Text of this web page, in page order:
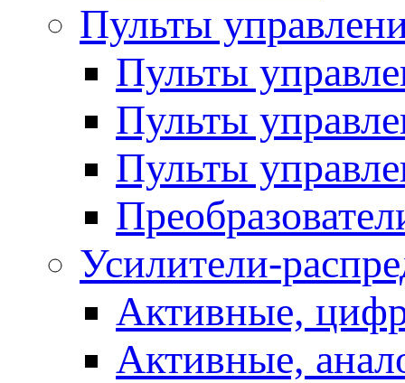
Пульты
Пульты
Пульты
Пульты
Усилители-
Активные,
Активные,